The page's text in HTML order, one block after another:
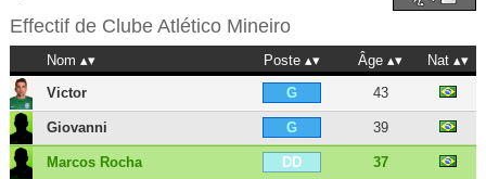
Effectif de Clube Atlético Mineiro
Nom Poste Âge
Nat
Victor
G 43
Giovanni G 39
Marcos Rocha DD 37